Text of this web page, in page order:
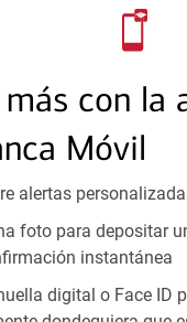
con la
Móvil
alertas
foto para depositar
instantánea
digital o Face ID
Ofrecemos una
diseñados para